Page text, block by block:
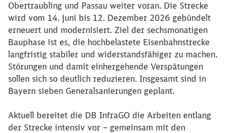
Obertraubling und Passau weiter voran. Die Strecke
wird vom 14. Juni bis 12. Dezember 2026 gebündelt
erneuert und modernisiert. Ziel der sechsmonatigen
Bauphase ist es, die hochbelastete Eisenbahnstrecke
langfristig stabiler und widerstandsfähiger zu machen.
Störungen und damit einhergehende Verspätungen
sollen sich so deutlich reduzieren. Insgesamt sind in
Bayern sieben Generalsanierungen geplant.
Aktuell bereitet die DB InfraGO die Arbeiten entlang
der Strecke intensiv vor – gemeinsam mit den